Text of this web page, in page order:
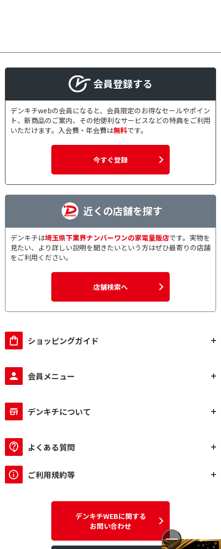
会員登録する
デンキチwebの会員になると、会員限定のお得なセールやポイン
ト、新商品のご案内、その他便利なサービスなどの特典をご利用
いただけます。入会費・年会費は無料です。
今すぐ登録
近くの店舗を探す
デンキチは埼玉県下業界ナンバーワンの家電量販店です。実物を
見たい、より詳しい説明を聞きたいという方はぜひ最寄りの店舗
をご利用ください。
店舗検索へ
ショッピングガイド
会員メニュー
デンキチについて
よくある質問
ご利用規約等
デンキチWEBに関する
お問い合わせ